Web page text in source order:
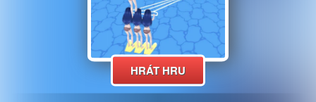
HRÁT HRU